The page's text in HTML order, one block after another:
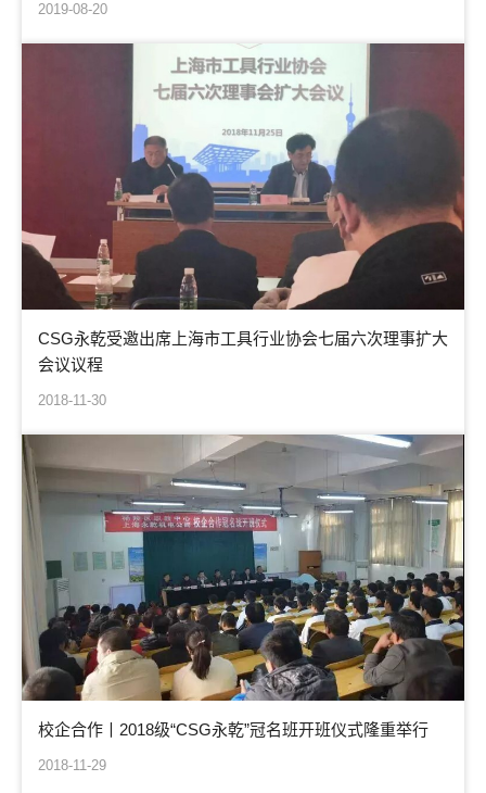
2019-08-20
CSG永乾受邀出席上海市工具行业协会七届六次理事扩大
会议议程
2018-11-30
校企合作丨2018级“CSG永乾”冠名班开班仪式隆重举行
2018-11-29